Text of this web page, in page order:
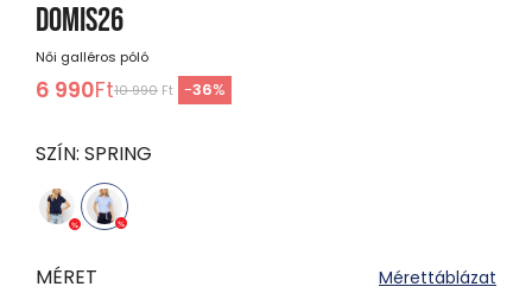
DOMIS26
Női galléros póló
6 990Ft10 990 Ft -36%
SZÍN: SPRING
MÉRET Mérettáblázat